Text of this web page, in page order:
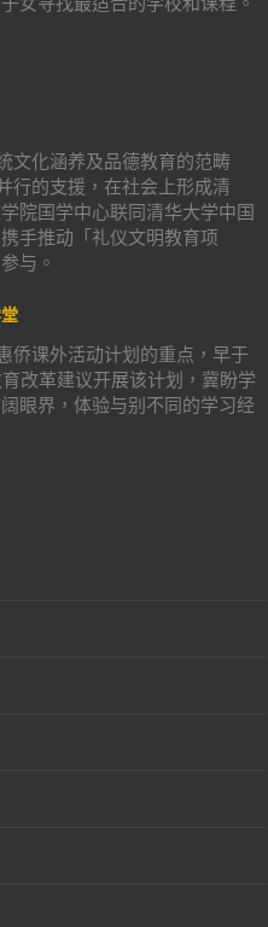
文化涵养及品德教育的范畴
行的支援，在社会上形成清
院国学中心联同清华大学中国
手推动「礼仪文明教育项
与。
侨课外活动计划的重点，早于
改革建议开展该计划，冀盼学
眼界，体验与别不同的学习经